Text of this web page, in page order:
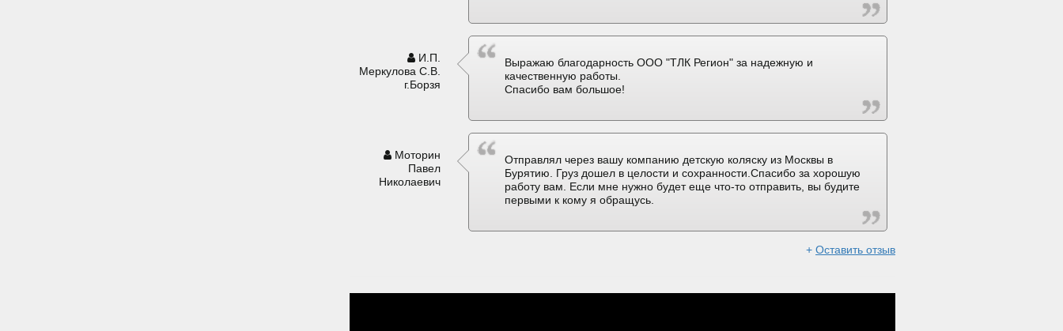
И.П.
Меркулова С.В.
г.Борзя
Выражаю благодарность ООО "ТЛК Регион" за надежную и
качественную работы.
Спасибо вам большое!
Моторин
Павел
Николаевич
Отправлял через вашу компанию детскую коляску из Москвы в
Бурятию. Груз дошел в целости и сохранности.Спасибо за хорошую
работу вам. Если мне нужно будет еще что-то отправить, вы будите
первыми к кому я обращусь.
+ Оставить отзыв